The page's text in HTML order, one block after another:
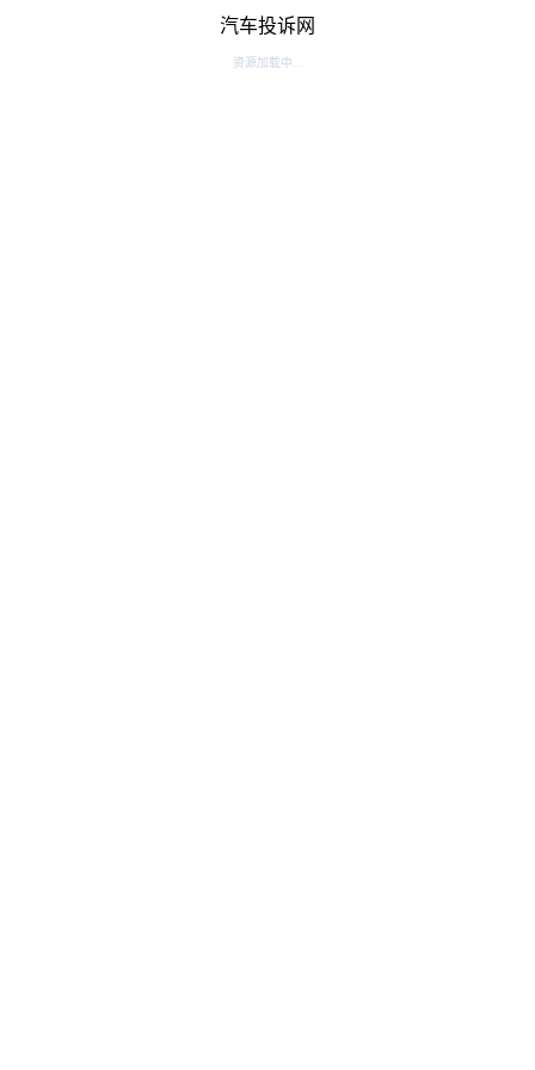
汽车投诉网
资源加载中...